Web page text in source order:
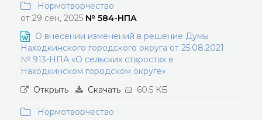
Нормотворчество
от 29 сен, 2025 № 584-НПА
О внесении изменений в решение Думы
Находкинского городского округа от 25.08.2021
№ 913-НПА «О сельских старостах в
Находкинском городском округе»
Открыть
Скачать 60.5 КБ
Нормотворчество